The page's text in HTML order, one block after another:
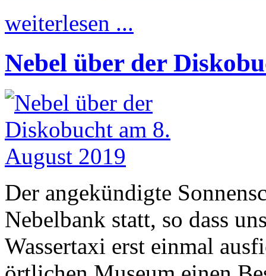
weiterlesen ...
Nebel über der
Der angekündigte
Nebelbank statt, so dass
Wassertaxi erst einmal